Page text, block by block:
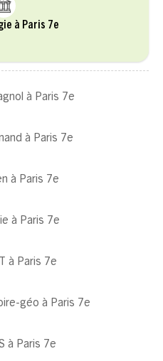
à Paris 7e
à Paris 7e
géo à Paris 7e
à Paris 7e
à Paris 7e
à Paris 7e
à Paris 7e
à Paris 7e